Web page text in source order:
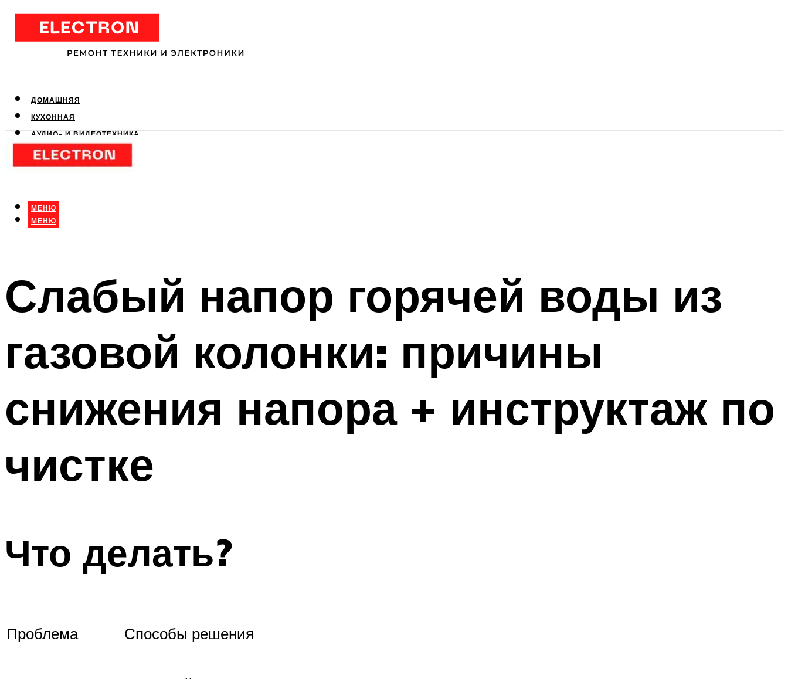
ДОМАШНЯЯ
КУХОННАЯ
АУДИО- И ВИДЕОТЕХНИКА
КЛИМАТИЧЕСКАЯ
ДЛЯ КРАСОТЫ
МЕНЮ
МЕНЮ
Слабый напор горячей воды из
газовой колонки: причины
снижения напора + инструктаж по
чистке
Что делать?
Проблема Способы решения